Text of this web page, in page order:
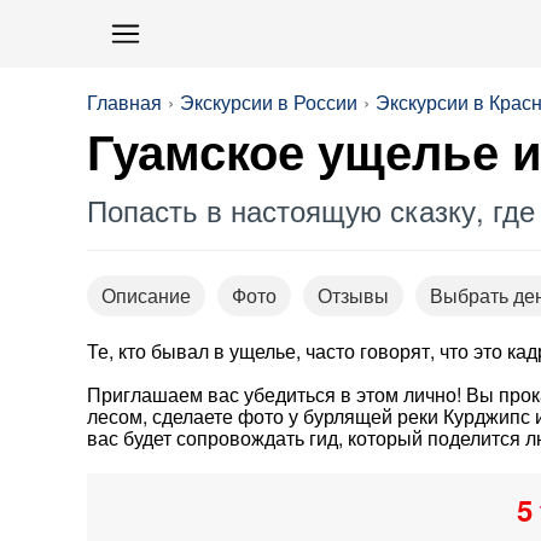
Главная Экскурсии в России Экскурсии в
Гуамское ущелье
Попасть в настоящую сказку,
Описание Фото Отзывы
Выбрать
Те, кто бывал в ущелье, часто говорят, что это
Приглашаем вас убедиться в этом лично! Вы
лесом, сделаете фото у бурлящей реки
вас будет сопровождать гид, который
5